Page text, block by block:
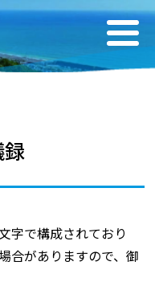
字で構成されており
合がありますので、御